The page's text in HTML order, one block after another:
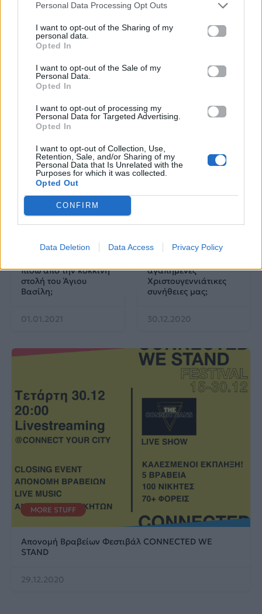
Personal Data Processing Opt Outs
I want to opt-out of the Sharing of my
personal data.
Opted In
I want to opt-out of the Sale of my
Personal Data.
Opted In
I want to opt-out of processing my
Personal Data for Targeted Advertising.
Opted In
I want to opt-out of Collection, Use,
Retention, Sale, and/or Sharing of my
Personal Data that Is Unrelated with the
Purposes for which it was collected.
Opted Out
CONFIRM
Data Deletion Data Access Privacy Policy
MORE STUFF
Γιώργος Λιβάνης:
Backstage στο νέο του
video clip «Να Είσαι
Ευτυχισμένη»!
20.01.2021
Ποιες είναι οι
ταινίες;
MORE STUFF
πίσω από την κόκκινη
στολή του Άγιου
Βασίλη;
01.01.2021
MORE STUFF
αγαπημένες
Χριστουγεννιάτικες
συνήθειες μας;
30.12.2020
MORE STUFF
Απονομή Βραβείων Φεστιβάλ CONNECTED WE
STAND
29.12.2020